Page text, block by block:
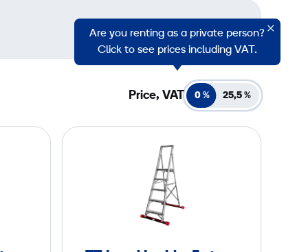
Are you renting as a private person?
Click to see prices including VAT.
Price, VAT 0 % 25,5 %
T
-
L
e
v
e